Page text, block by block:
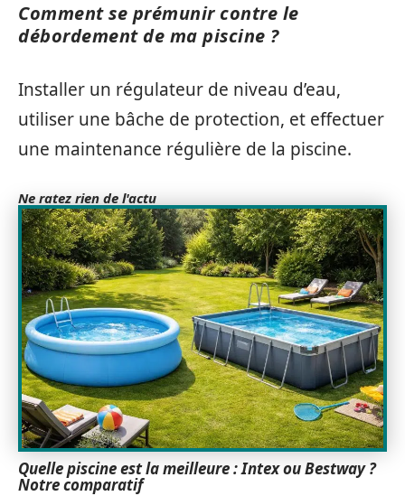
Comment se prémunir contre le
débordement de ma piscine ?
Installer un régulateur de niveau d’eau,
utiliser une bâche de protection, et effectuer
une maintenance régulière de la piscine.
Ne ratez rien de l'actu
Quelle piscine est la meilleure : Intex ou Bestway ?
Notre comparatif